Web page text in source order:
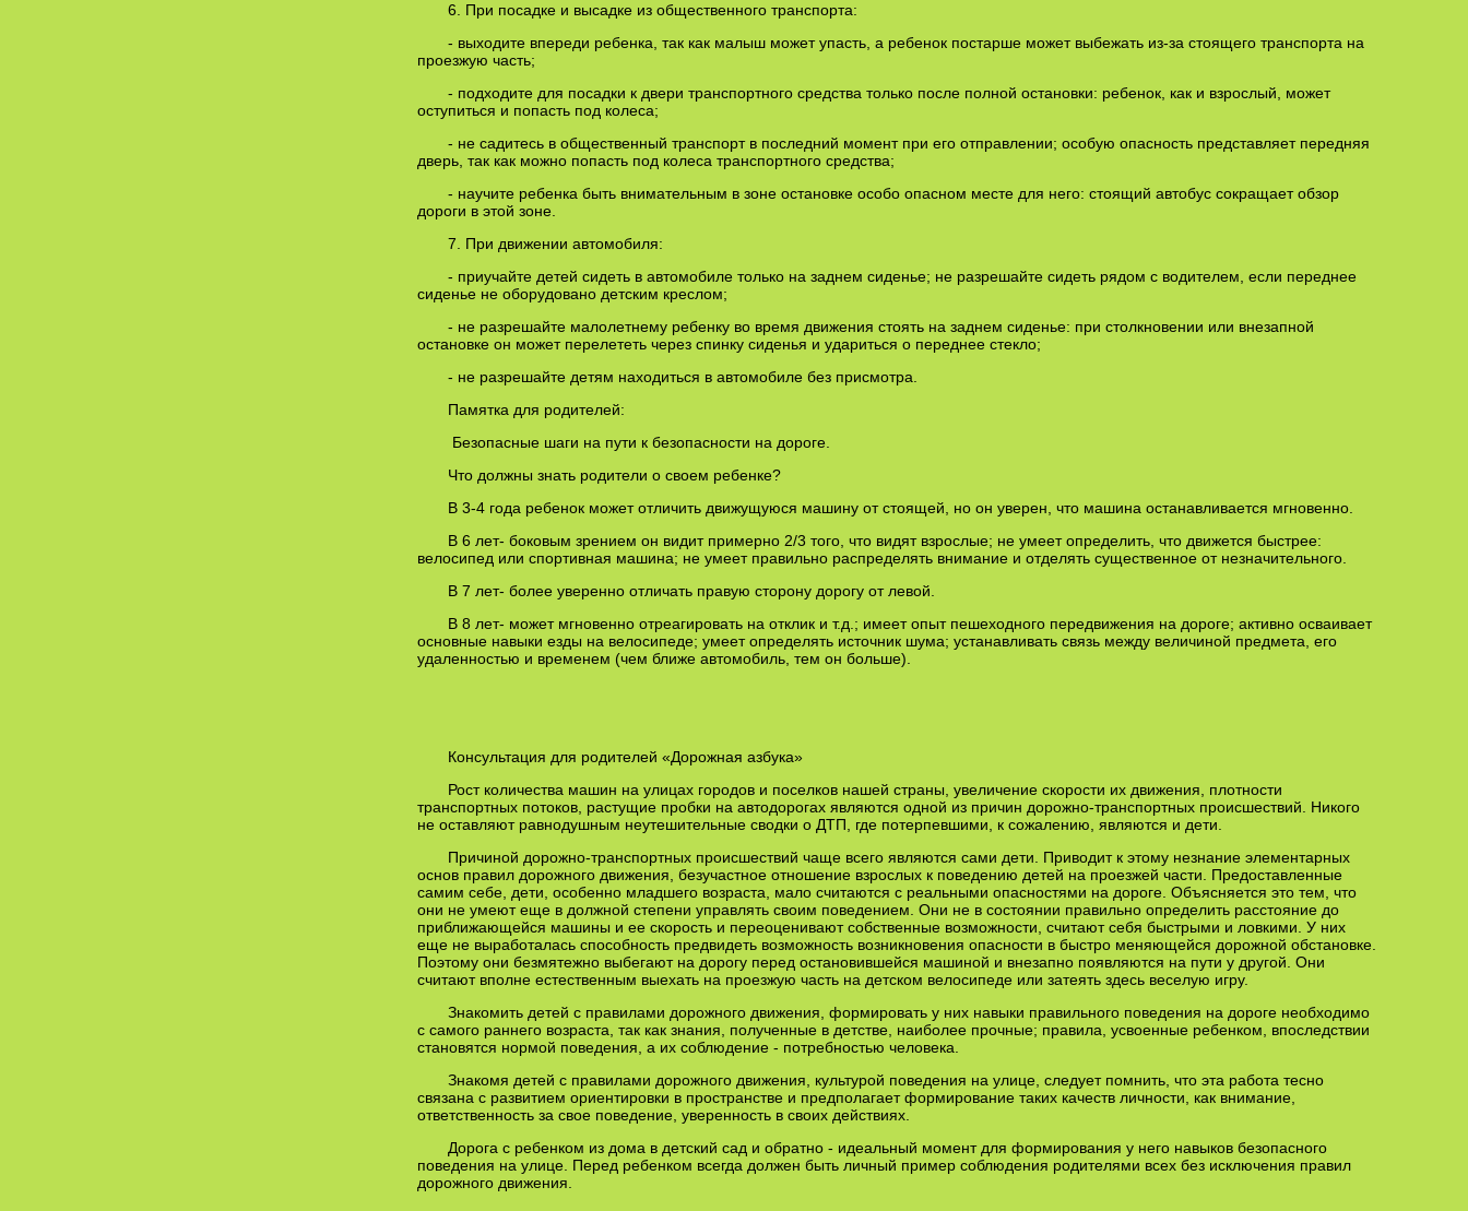
6. При посадке и высадке из общественного транспорта:
- выходите впереди ребенка, так как малыш может упасть, а ребенок постарше может выбежать из-за стоящего транспорта на
проезжую часть;
- подходите для посадки к двери транспортного средства только после полной остановки: ребенок, как и взрослый, может
оступиться и попасть под колеса;
- не садитесь в общественный транспорт в последний момент при его отправлении; особую опасность представляет передняя
дверь, так как можно попасть под колеса транспортного средства;
- научите ребенка быть внимательным в зоне остановке особо опасном месте для него: стоящий автобус сокращает обзор
дороги в этой зоне.
7. При движении автомобиля:
- приучайте детей сидеть в автомобиле только на заднем сиденье; не разрешайте сидеть рядом с водителем, если переднее
сиденье не оборудовано детским креслом;
- не разрешайте малолетнему ребенку во время движения стоять на заднем сиденье: при столкновении или внезапной
остановке он может перелететь через спинку сиденья и удариться о переднее стекло;
- не разрешайте детям находиться в автомобиле без присмотра.
Памятка для родителей:
Безопасные шаги на пути к безопасности на дороге.
Что должны знать родители о своем ребенке?
В 3-4 года ребенок может отличить движущуюся машину от стоящей, но он уверен, что машина останавливается мгновенно.
В 6 лет- боковым зрением он видит примерно 2/3 того, что видят взрослые; не умеет определить, что движется быстрее:
велосипед или спортивная машина; не умеет правильно распределять внимание и отделять существенное от незначительного.
В 7 лет- более уверенно отличать правую сторону дорогу от левой.
В 8 лет- может мгновенно отреагировать на отклик и т.д.; имеет опыт пешеходного передвижения на дороге; активно осваивает
основные навыки езды на велосипеде; умеет определять источник шума; устанавливать связь между величиной предмета, его
удаленностью и временем (чем ближе автомобиль, тем он больше).
Консультация для родителей «Дорожная азбука»
Рост количества машин на улицах городов и поселков нашей страны, увеличение скорости их движения, плотности
транспортных потоков, растущие пробки на автодорогах являются одной из причин дорожно-транспортных происшествий. Никого
не оставляют равнодушным неуте­шительные сводки о ДТП, где потерпевшими, к сожалению, являются и дети.
Причиной дорожно-транспортных происшествий чаще всего являются сами дети. Приводит к этому незнание элементар­ных
основ правил дорожного движения, безучастное отноше­ние взрослых к поведению детей на проезжей части. Пре­доставленные
самим себе, дети, особенно младшего возрас­та, мало считаются с реальными опасностями на дороге. Объясняется это тем, что
они не умеют еще в должной степени управлять своим поведением. Они не в состоянии правильно определить расстояние до
приближающейся машины и ее ско­рость и переоценивают собственные возможности, считают себя быстрыми и ловкими. У них
еще не выработалась способ­ность предвидеть возможность возникновения опасности в быстро меняющейся дорожной обстановке.
Поэтому они без­мятежно выбегают на дорогу перед остановившейся машиной и внезапно появляются на пути у другой. Они
считают вполне естественным выехать на проезжую часть на детском вело­сипеде или затеять здесь веселую игру.
Знакомить детей с правилами дорожного движения, формировать у них навыки правильного поведения на дороге необходимо
с самого ран­него возраста, так как знания, полученные в детстве, наиболее прочные; правила, усвоенные ребенком, впоследствии
становятся нормой пове­дения, а их соблюдение - потребностью человека.
Знакомя детей с правилами дорожного движения, культурой поведе­ния на улице, следует помнить, что эта работа тесно
связана с развити­ем ориентировки в пространстве и предполагает формирование таких качеств личности, как внимание,
ответственность за свое поведение, уверенность в своих действиях.
Дорога с ребенком из дома в детский сад и обратно - идеальный момент для формирования у него навыков безопасного
поведения на улице. Перед ребенком всегда должен быть личный пример соб­людения родителями всех без исключения правил
дорожного дви­жения.